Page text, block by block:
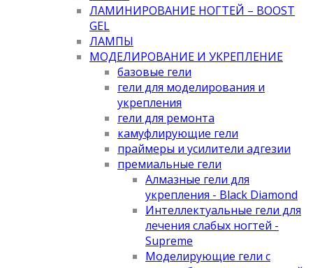
ЛАМИНИРОВАНИЕ НОГТЕЙ – BOOST
GEL
ЛАМПЫ
МОДЕЛИРОВАНИЕ И УКРЕПЛЕНИЕ
базовые гели
гели для моделирования и
укрепления
гели для ремонта
камуфлирующие гели
праймеры и усилители адгезии
премиальные гели
Алмазные гели для
укрепления - Black Diamond
Интеллектуальные гели для
лечения слабых ногтей -
Supreme
Моделирующие гели с